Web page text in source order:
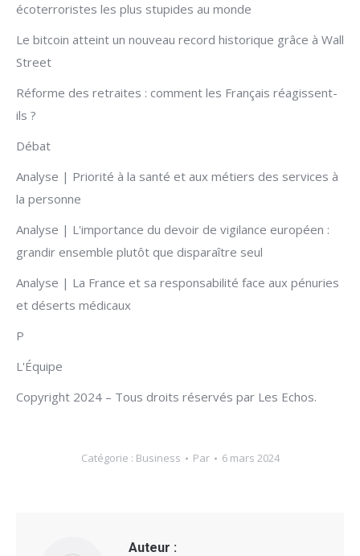
écoterroristes les plus stupides au monde
Le bitcoin atteint un nouveau record historique grâce à Wall
Street
Réforme des retraites : comment les Français réagissent-
ils ?
Débat
Analyse | Priorité à la santé et aux métiers des services à
la personne
Analyse | L'importance du devoir de vigilance européen :
grandir ensemble plutôt que disparaître seul
Analyse | La France et sa responsabilité face aux pénuries
et déserts médicaux
P
L'Équipe
Copyright 2024 – Tous droits réservés par Les Echos.
Catégorie : Business Par 6 mars 2024
Auteur :